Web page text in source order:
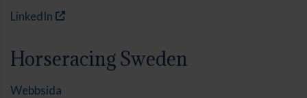
LinkedIn
Horseracing Sweden
Webbsida